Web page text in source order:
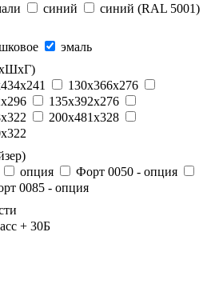
синий
синий (RAL 5001)
эмаль
130х366х276
135x392x276
200x481x328
опция
Форт 0050 - опция
0085 - опция
+ 30Б